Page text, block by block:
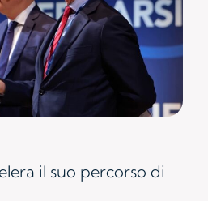
il suo percorso di